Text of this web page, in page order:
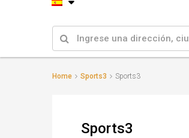
Home Sports3 Sports3
Sports3